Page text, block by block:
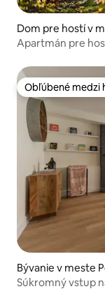
Dom pre hostí v
Apartmán pre
Obľúbené medzi
Obľúbené medzi
Bývanie v meste
Súkromný vstup